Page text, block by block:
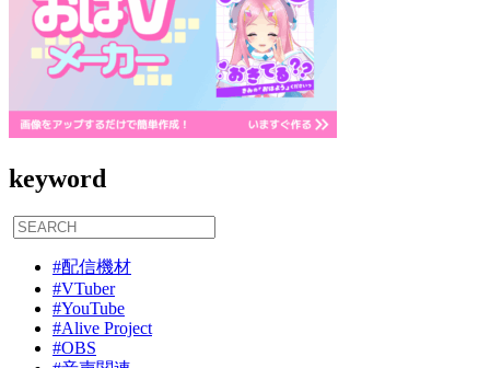
keyword
#配信機材
#VTuber
#YouTube
#Alive Project
#OBS